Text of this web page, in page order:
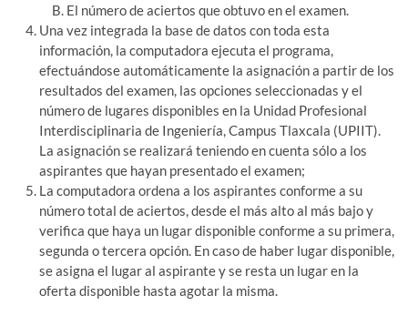
El número de aciertos que obtuvo en el examen.
Una vez integrada la base de datos con toda esta
información, la computadora ejecuta el programa,
efectuándose automáticamente la asignación a partir de los
resultados del examen, las opciones seleccionadas y el
número de lugares disponibles en la Unidad Profesional
Interdisciplinaria de Ingeniería, Campus Tlaxcala (UPIIT).
La asignación se realizará teniendo en cuenta sólo a los
aspirantes que hayan presentado el examen;
La computadora ordena a los aspirantes conforme a su
número total de aciertos, desde el más alto al más bajo y
verifica que haya un lugar disponible conforme a su primera,
segunda o tercera opción. En caso de haber lugar disponible,
se asigna el lugar al aspirante y se resta un lugar en la
oferta disponible hasta agotar la misma.